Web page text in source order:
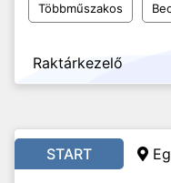
Többműszakos
Raktárkezelő
START